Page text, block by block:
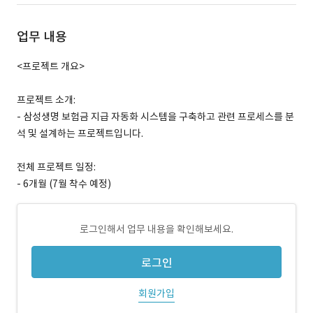
업무 내용
<프로젝트 개요>
프로젝트 소개:
- 삼성생명 보험금 지급 자동화 시스템을 구축하고 관련 프로세스를 분
석 및 설계하는 프로젝트입니다.
전체 프로젝트 일정:
- 6개월 (7월 착수 예정)
로그인해서 업무 내용을 확인해보세요.
로그인
회원가입